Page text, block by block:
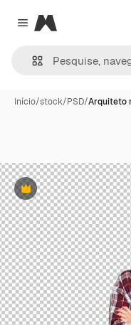
Close menu
Magnific
Início/stock/PSD/Arquiteto
Premium